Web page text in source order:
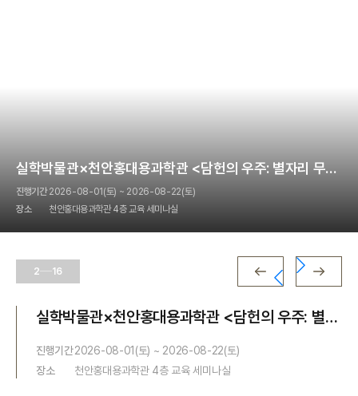
실학박물관×천안홍대용과학관 <담헌의 우주: 별자리 무드
등으로 밝히는 실학>
진행기간 2026-08-01(토) ~ 2026-08-22(토)
장소
천안홍대용과학관 4층 교육 세미나실
2 16
실학박물관×천안홍대용과학관 <담헌의 우주: 별자
진행기간2026-08-01(토) ~ 2026-08-22(토)
장소
천안홍대용과학관 4층 교육 세미나실